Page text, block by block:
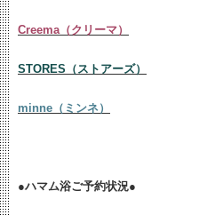
Creema（クリーマ）
STORES（ストアーズ）
minne（ミンネ）
●ハマム浴ご予約状況●